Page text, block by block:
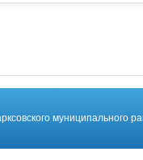
муниципального